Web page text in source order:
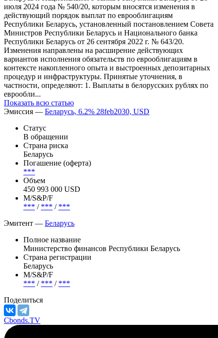
29 июля 2024Министерство финансов Республики Беларусь
Министерство финансов Республики Беларусь информирует о
принятии постановления Совета Министров Республики
Беларусь и Национального банка Республики Беларусь от 26
июля 2024 года № 540/20, которым вносятся изменения в
действующий порядок выплат по еврооблигациям
Республики Беларусь, установленный постановлением Совета
Министров Республики Беларусь и Национального банка
Республики Беларусь от 26 сентября 2022 г. № 643/20.
Изменения направлены на расширение действующих
вариантов исполнения обязательств по еврооблигациям в
контексте накопленного опыта и выстроенных депозитарных
процедур и инфраструктуры. Принятые уточнения, в
еврообли...
Показать всю статью
Эмиссия —Беларусь, 6.2% 28feb2030, USD
Статус
В обращении
Страна риска
Беларусь
Погашение (оферта)
***
450 993 000 USD
***/***/***
Эмитент —Беларусь
Полное название
Министерство финансов Республики Беларусь
Беларусь
М/S&P/F
***/
Поделиться